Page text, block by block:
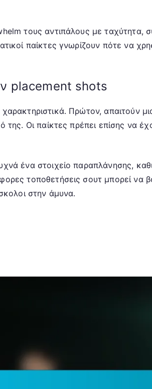
τους αντιπάλους με ταχύτητα,
παίκτες γνωρίζουν πότε να
placement shots
Πρώτον, απαιτούν
Οι παίκτες πρέπει επίσης να
ένα στοιχείο παραπλάνησης,
τοποθετήσεις σουτ μπορεί να
στην άμυνα.